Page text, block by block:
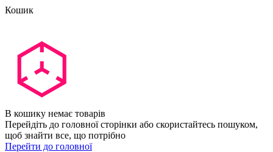
Кошик
В кошику немає товарів
Перейдіть до головної сторінки або скористайтесь пошуком,
щоб знайти все, що потрібно
Перейти до головної